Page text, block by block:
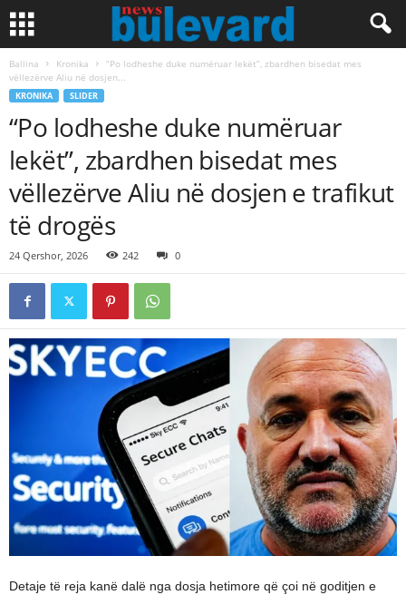
Ballina Kronika
“Po lodheshe duke numëruar lekët”, zbardhen bisedat mes
vëllezërve Aliu në dosjen...
KRONIKA SLIDER
“Po lodheshe duke numëruar
lekët”, zbardhen bisedat mes
vëllezërve Aliu në dosjen e trafikut
të drogës
24 Qershor, 2026 242 0
Detaje të reja kanë dalë nga dosja hetimore që çoi në goditjen e